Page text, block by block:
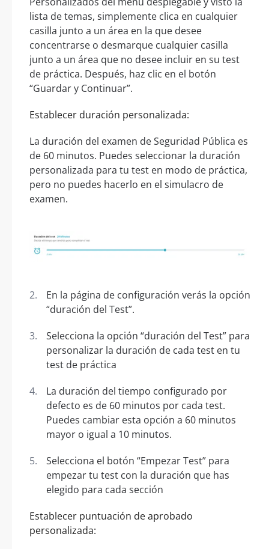
lista de temas, simplemente clica en cualquier
casilla junto a un área en la que desee
concentrarse o desmarque cualquier casilla
junto a un área que no desee incluir en su test
de práctica. Después, haz clic en el botón
“Guardar y Continuar”.
Establecer duración personalizada:
La duración del examen de Seguridad Pública es
de 60 minutos. Puedes seleccionar la duración
personalizada para tu test en modo de práctica,
pero no puedes hacerlo en el simulacro de
examen.
En la página de configuración verás la opción
“duración del Test”.
Selecciona la opción “duración del Test” para
personalizar la duración de cada test en tu
test de práctica
La duración del tiempo configurado por
defecto es de 60 minutos por cada test.
Puedes cambiar esta opción a 60 minutos
mayor o igual a 10 minutos.
Selecciona el botón “Empezar Test” para
empezar tu test con la duración que has
elegido para cada sección
Establecer puntuación de aprobado
personalizada: